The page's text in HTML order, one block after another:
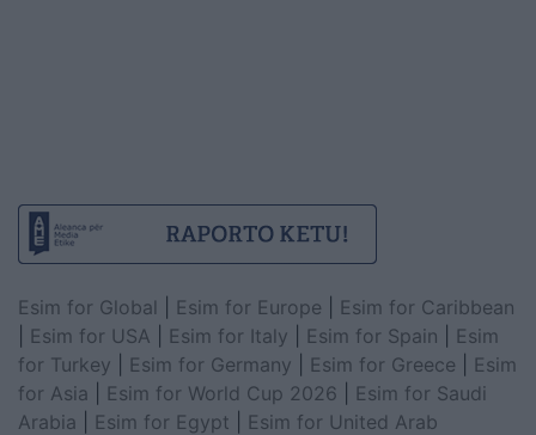
Esim for Global Esim for Europe
Esim for Caribbean
Esim for USA Esim for Italy Esim for Spain
Esim
for Turkey
Esim for Germany Esim for Greece
Esim
for Asia
Esim for World Cup 2026
Esim for Saudi
Arabia
Esim for Egypt
Esim for United Arab